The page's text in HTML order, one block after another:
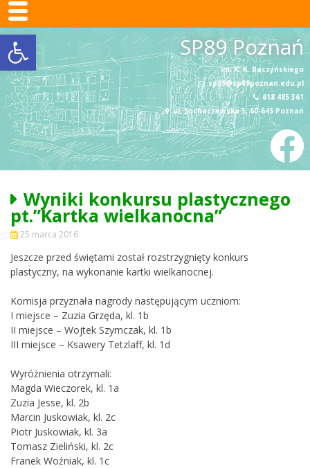
Otwórz pasek narzędzi
Skip
content
SP89 Poznań
im. K. K. Baczyńskiego
sp89@sp89poznan.edu.pl
618 485 361
ul. Sochaczewska 3, 60-645 Poznań
Wyniki konkursu plastycznego
pt.”Kartka wielkanocna”
25 marca 2016
Jeszcze przed świętami został rozstrzygnięty konkurs
plastyczny, na wykonanie kartki wielkanocnej.
Komisja przyznała nagrody następującym uczniom:
I miejsce – Zuzia Grzęda, kl. 1b
II miejsce – Wojtek Szymczak, kl. 1b
III miejsce – Ksawery Tetzlaff, kl. 1d
Wyróżnienia otrzymali:
Magda Wieczorek, kl. 1a
Zuzia Jesse, kl. 2b
Marcin Juskowiak, kl. 2c
Piotr Juskowiak, kl. 3a
Tomasz Zieliński, kl. 2c
Franek Woźniak, kl. 1c